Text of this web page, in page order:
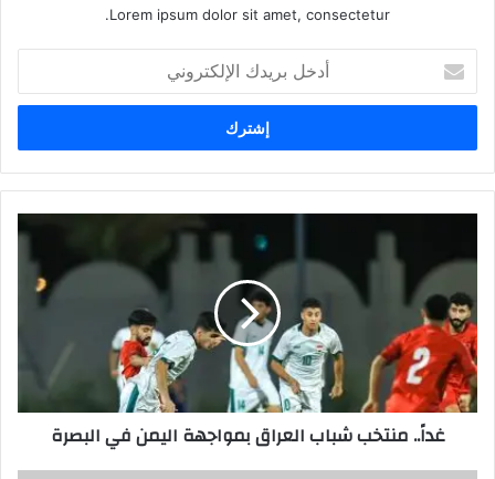
Lorem ipsum dolor sit amet, consectetur.
بريدك
الإلكتروني
شباب
العراق
بمواجهة
اليمن
في
البصرة
غداً.. منتخب شباب العراق بمواجهة اليمن في البصرة